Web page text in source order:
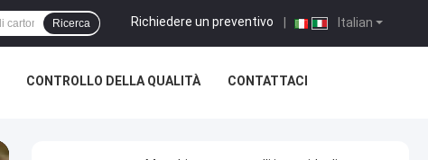
Italian
Richiedere un preventivo
Ricerca
CONTROLLO DELLA QUALITÀ CONTATTACI